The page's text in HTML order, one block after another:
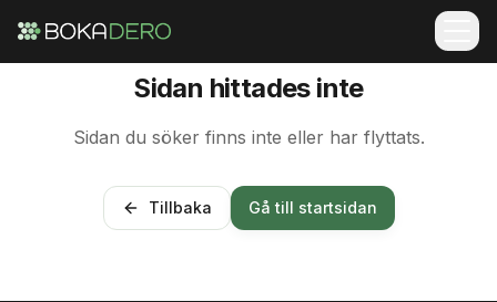
Sidan hittades inte
Sidan du söker finns inte eller har flyttats.
Tillbaka Gå till startsidan